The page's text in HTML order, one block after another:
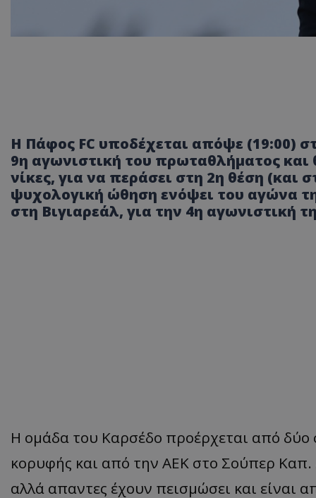
Η Πάφος FC υποδέχεται απόψε (19:00)
9η αγωνιστική του πρωταθλήματος και
νίκες, για να περάσει στη 2η θέση (και
ψυχολογική ώθηση ενόψει του αγώνα
στη Βιγιαρεάλ, για την 4η αγωνιστική
Η ομάδα του Καρσέδο προέρχεται από δύο
κορυφής και από την ΑΕΚ στο Σούπερ
αλλά απαντες έχουν πεισμώσει και είναι